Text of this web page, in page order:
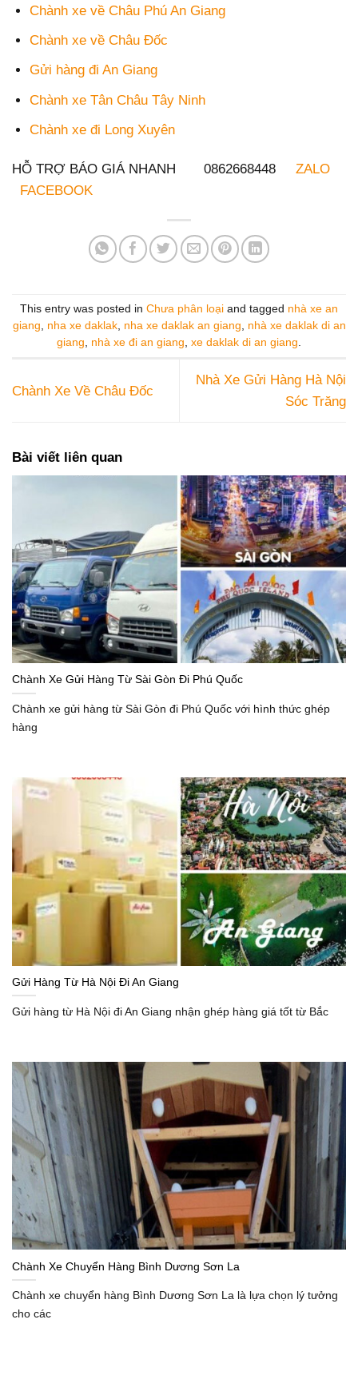
Chành xe về Châu Phú An Giang
Chành xe về Châu Đốc
Gửi hàng đi An Giang
Chành xe Tân Châu Tây Ninh
Chành xe đi Long Xuyên
HỖ TRỢ BÁO GIÁ NHANH 0862668448 ZALO
FACEBOOK
This entry was posted in Chưa phân loại and tagged nhà xe an
giang, nha xe daklak, nha xe daklak an giang, nhà xe daklak di an
giang, nhà xe đi an giang, xe daklak di an giang.
Chành Xe Về Châu Đốc
Nhà Xe Gửi Hàng Hà Nội
Sóc Trăng
Bài viết liên quan
Chành Xe Gửi Hàng Từ Sài Gòn Đi Phú Quốc
Chành xe gửi hàng từ Sài Gòn đi Phú Quốc với hình thức ghép
hàng
Gửi Hàng Từ Hà Nội Đi An Giang
Gửi hàng từ Hà Nội đi An Giang nhận ghép hàng giá tốt từ Bắc
Chành Xe Chuyển Hàng Bình Dương Sơn La
Chành xe chuyển hàng Bình Dương Sơn La là lựa chọn lý tưởng
cho các